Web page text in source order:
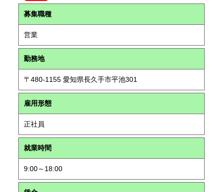
募集職種
営業
勤務地
〒480-1155 愛知県長久手市平池301
雇用形態
正社員
就業時間
9:00～18:00